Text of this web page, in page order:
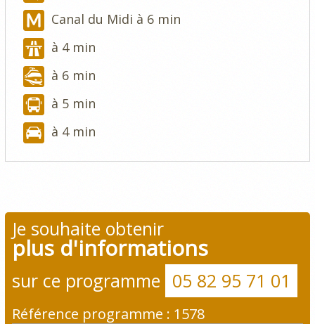
Canal du Midi à 6 min
à 4 min
à 6 min
à 5 min
à 4 min
Je souhaite obtenir
plus d'informations
sur ce programme 05 82 95 71 01
Référence programme : 1578